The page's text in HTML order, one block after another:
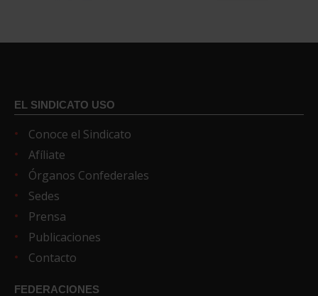
EL SINDICATO USO
Conoce el Sindicato
Afíliate
Órganos Confederales
Sedes
Prensa
Publicaciones
Contacto
FEDERACIONES